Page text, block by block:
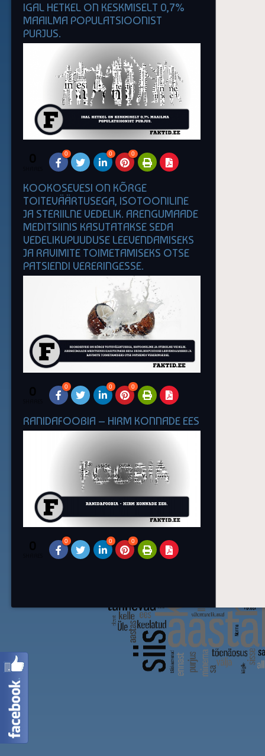
IGAL HETKEL ON KESKMISELT 0,7%
MAAILMA POPULATSIOONIST
PURJUS.
0 0 0 0
KOOKOSEVESI ON KÕRGE
TOITEVÄÄRTUSEGA, ISOTOONILINE
JA STERIILNE VEDELIK. ARENGUMAADE
MEDITSIINIS KASUTATAKSE SEDA
VEDELIKUPUUDUSE LEEVENDAMISEKS
JA RAVIMITE TOIMETAMISEKS OTSE
PATSIENDI VERERINGESSE.
0 0 0 0
RANIDAFOOBIA – HIRM KONNADE EES
0 0 0 0